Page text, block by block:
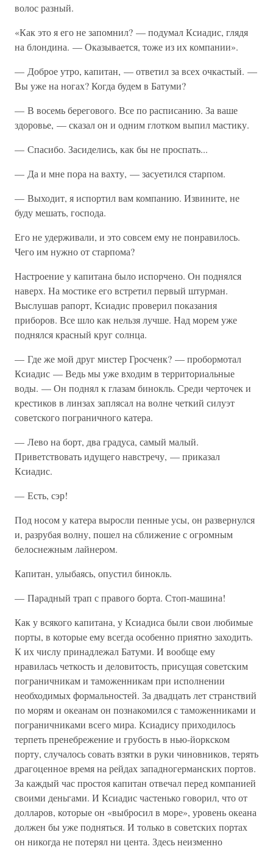
волос разный.
«Как это я его не запомнил? — подумал Ксиадис, глядя
на блондина. — Оказывается, тоже из их компании».
— Доброе утро, капитан, — ответил за всех очкастый. —
Вы уже на ногах? Когда будем в Батуми?
— В восемь берегового. Все по расписанию. За ваше
здоровье, — сказал он и одним глотком выпил мастику.
— Спасибо. Засиделись, как бы не проспать...
— Да и мне пора на вахту, — засуетился старпом.
— Выходит, я испортил вам компанию. Извините, не
буду мешать, господа.
Его не удерживали, и это совсем ему не понравилось.
Чего им нужно от старпома?
Настроение у капитана было испорчено. Он поднялся
наверх. На мостике его встретил первый штурман.
Выслушав рапорт, Ксиадис проверил показания
приборов. Все шло как нельзя лучше. Над морем уже
поднялся красный круг солнца.
— Где же мой друг мистер Гросченк? — пробормотал
Ксиадис — Ведь мы уже входим в территориальные
воды. — Он поднял к глазам бинокль. Среди черточек и
крестиков в линзах заплясал на волне четкий силуэт
советского пограничного катера.
— Лево на борт, два градуса, самый малый.
Приветствовать идущего навстречу, — приказал
Ксиадис.
— Есть, сэр!
Под носом у катера выросли пенные усы, он развернулся
и, разрубая волну, пошел на сближение с огромным
белоснежным лайнером.
Капитан, улыбаясь, опустил бинокль.
— Парадный трап с правого борта. Стоп-машина!
Как у всякого капитана, у Ксиадиса были свои любимые
порты, в которые ему всегда особенно приятно заходить.
К их числу принадлежал Батуми. И вообще ему
нравилась четкость и деловитость, присущая советским
пограничникам и таможенникам при исполнении
необходимых формальностей. За двадцать лет странствий
по морям и океанам он познакомился с таможенниками и
пограничниками всего мира. Ксиадису приходилось
терпеть пренебрежение и грубость в нью-йоркском
порту, случалось совать взятки в руки чиновников, терять
драгоценное время на рейдах западногерманских портов.
За каждый час простоя капитан отвечал перед компанией
своими деньгами. И Ксиадис частенько говорил, что от
долларов, которые он «выбросил в море», уровень океана
должен бы уже подняться. И только в советских портах
он никогда не потерял ни цента. Здесь неизменно